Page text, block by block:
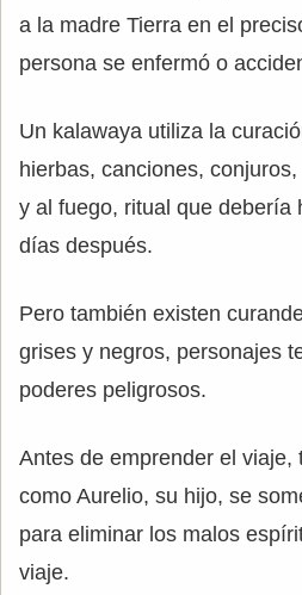
a la madre Tierra en el
persona se enfermó o
Un kalawaya utiliza la
hierbas, canciones,
y al fuego, ritual que debería
días después.
Pero también existen
grises y negros, personajes
poderes peligrosos.
Antes de emprender el viaje,
como Aurelio, su hijo, se
para eliminar los malos
viaje.